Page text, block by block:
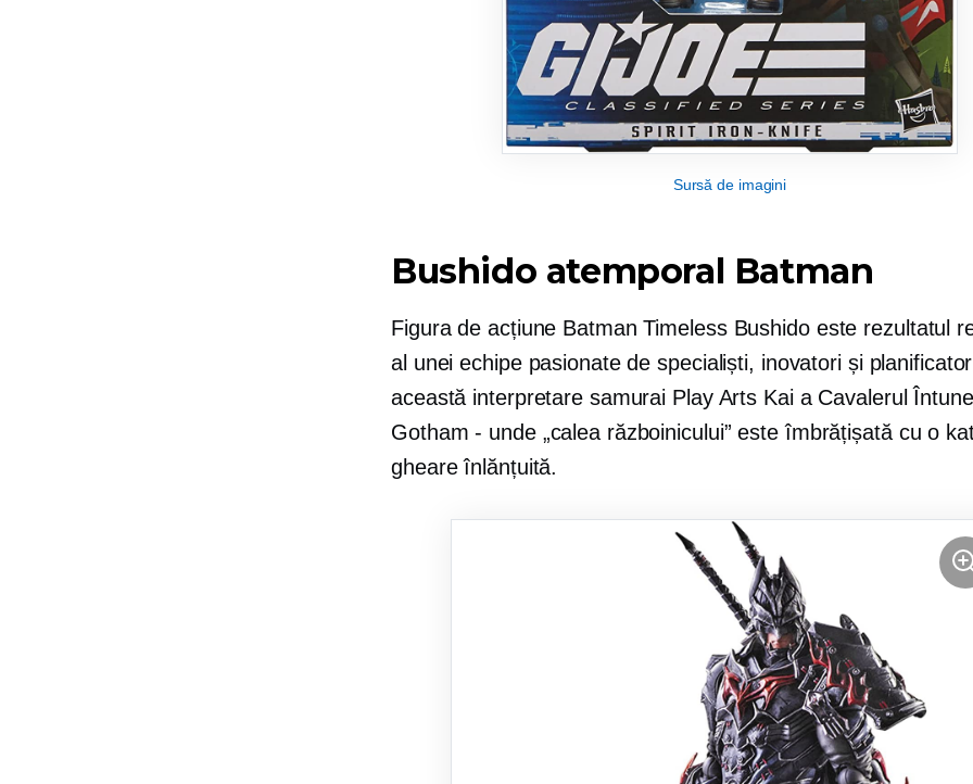
Sursă de imagini
Bushido atemporal Batman
Figura de acțiune Batman Timeless Bushido este rezultatul
al unei echipe pasionate de specialiști, inovatori și
această interpretare samurai Play Arts Kai a Cavalerul
Gotham - unde „calea războinicului” este îmbrățișată cu o
gheare înlănțuită.